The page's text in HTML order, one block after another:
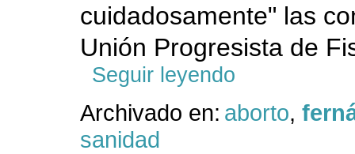
cuidadosamente" las
Unión Progresista de
Seguir leyendo
Archivado en: aborto,
sanidad